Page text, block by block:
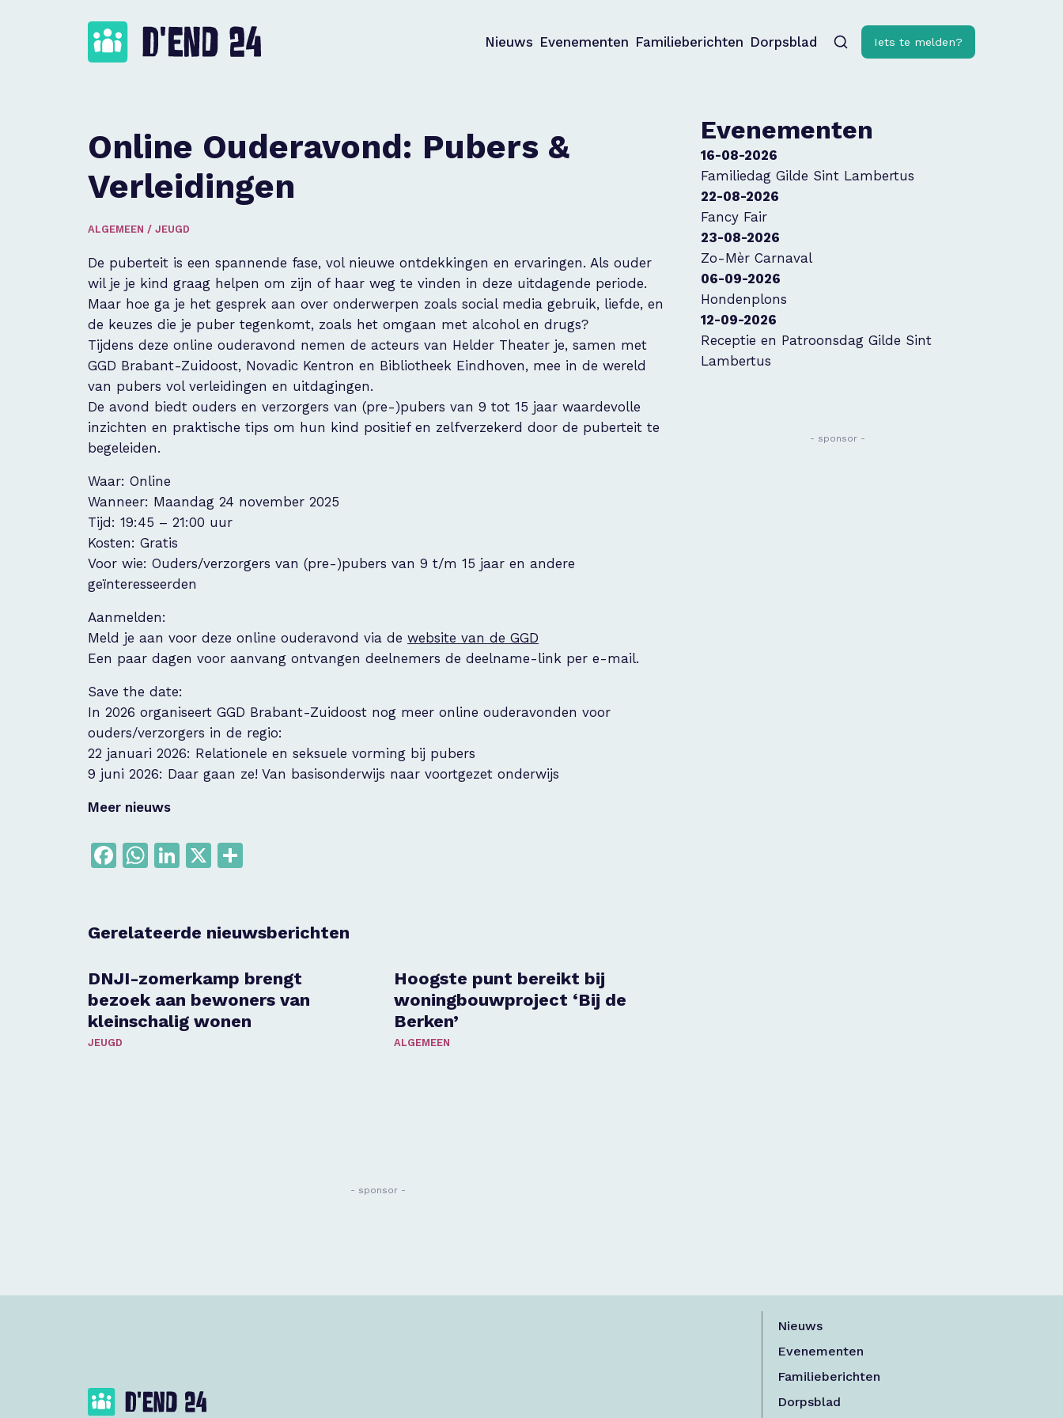
Nieuws Evenementen Familieberichten Dorpsblad Iets te melden?
Online Ouderavond: Pubers &
Verleidingen
ALGEMEEN / JEUGD
De puberteit is een spannende fase, vol nieuwe ontdekkingen en ervaringen. Als ouder
wil je je kind graag helpen om zijn of haar weg te vinden in deze uitdagende periode.
Maar hoe ga je het gesprek aan over onderwerpen zoals social media gebruik, liefde, en
de keuzes die je puber tegenkomt, zoals het omgaan met alcohol en drugs?
Tijdens deze online ouderavond nemen de acteurs van Helder Theater je, samen met
GGD Brabant-Zuidoost, Novadic Kentron en Bibliotheek Eindhoven, mee in de wereld
van pubers vol verleidingen en uitdagingen.
De avond biedt ouders en verzorgers van (pre-)pubers van 9 tot 15 jaar waardevolle
inzichten en praktische tips om hun kind positief en zelfverzekerd door de puberteit te
begeleiden.
Waar: Online
Wanneer: Maandag 24 november 2025
Tijd: 19:45 – 21:00 uur
Kosten: Gratis
‍‍‍Voor wie: Ouders/verzorgers van (pre-)pubers van 9 t/m 15 jaar en andere
geïnteresseerden
Aanmelden:
Meld je aan voor deze online ouderavond via de website van de GGD
Een paar dagen voor aanvang ontvangen deelnemers de deelname-link per e-mail.
Save the date:
In 2026 organiseert GGD Brabant-Zuidoost nog meer online ouderavonden voor
ouders/verzorgers in de regio:
22 januari 2026: Relationele en seksuele vorming bij pubers
9 juni 2026: Daar gaan ze! Van basisonderwijs naar voortgezet onderwijs
Meer nieuws
Facebook
WhatsApp
LinkedIn
X
Gerelateerde nieuwsberichten
DNJI-zomerkamp brengt
bezoek aan bewoners van
kleinschalig wonen
JEUGD
Hoogste punt bereikt bij
woningbouwproject ‘Bij de
Berken’
ALGEMEEN
- sponsor -
Evenementen
16-08-2026
Familiedag Gilde Sint Lambertus
22-08-2026
Fancy Fair
23-08-2026
Zo-Mèr Carnaval
06-09-2026
Hondenplons
12-09-2026
Receptie en Patroonsdag Gilde Sint
Lambertus
- sponsor -
Nieuws
Evenementen
Familieberichten
Dorpsblad